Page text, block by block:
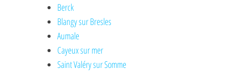
Berck
Blangy sur Bresles
Aumale
Cayeux sur mer
Saint Valéry sur Somme